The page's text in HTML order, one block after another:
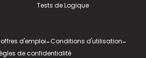
Tests de Logique
d'emploi-Conditions d'utilisation-
de confidentialité